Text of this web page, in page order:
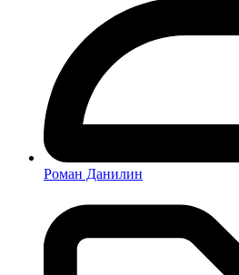
Роман Данилин